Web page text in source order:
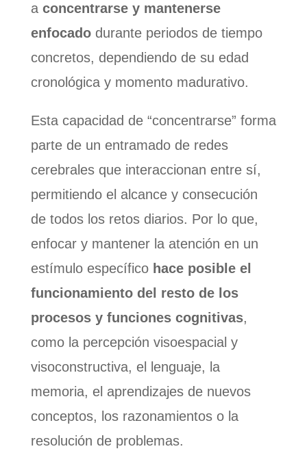
a concentrarse y mantenerse
enfocadodurante periodos de tiempo
concretos, dependiendo de su edad
cronológica y momento madurativo.
Esta capacidad de “concentrarse” forma
parte de un entramado de redes
cerebrales que interaccionan entre sí,
permitiendo el alcance y consecución
de todos los retos diarios. Por lo que,
enfocar y mantener la atención en un
estímulo específico hace posible el
funcionamiento del resto de los
procesos y funciones cognitivas,
como la percepción visoespacial y
visoconstructiva, el lenguaje, la
memoria, el aprendizajes de nuevos
conceptos, los razonamientos o la
resolución de problemas.